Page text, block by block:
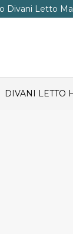
Divani Letto
DIVANI LETTO